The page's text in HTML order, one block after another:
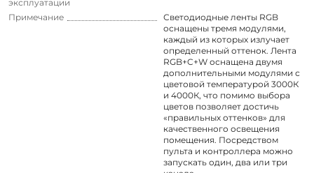
эксплуатации
Примечание
Светодиодные ленты RGB
оснащены тремя модулями,
каждый из которых излучает
определенный оттенок. Лента
RGB+C+W оснащена двумя
дополнительными модулями с
цветовой температурой 3000К
и 4000К, что помимо выбора
цветов позволяет достичь
«правильных оттенков» для
качественного освещения
помещения. Посредством
пульта и контроллера можно
запускать один, два или три